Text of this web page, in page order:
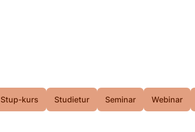
Stup-kurs Studietur Seminar Webinar